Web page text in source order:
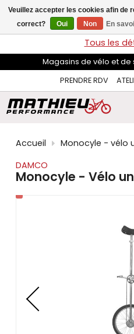
flèches
haut
et
pour
sélectionner
disponible.
Appuyez
pour
au
résultat
de
de
tels
LIVRAISON GRATUITEsur les
Tous les
Magasins de vélo et
PRENDRE RDV
Accueil
Monocyle - vélo
DAMCO
Monocyle - Vélo
Veuillez accepter les cookies afin de
correct?
Oui Non En